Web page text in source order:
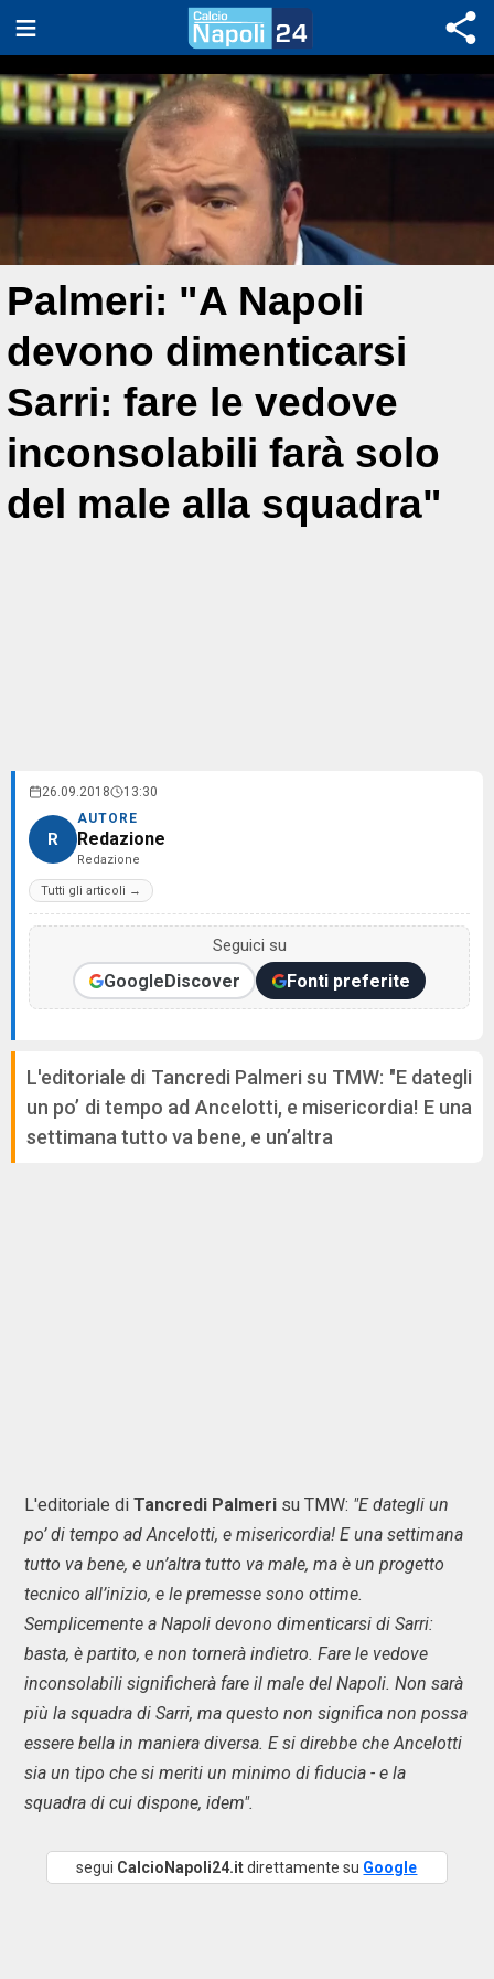
Palmeri: "A Napoli
devono dimenticarsi
Sarri: fare le vedove
inconsolabili farà solo
del male alla squadra"
26.09.2018 13:30
R
AUTORE
Redazione
Redazione
Tutti gli articoli →
Seguici su
GoogleDiscover Fonti preferite
L'editoriale di Tancredi Palmeri su TMW: "E dategli
un po’ di tempo ad Ancelotti, e misericordia! E una
settimana tutto va bene, e un’altra
L'editoriale di Tancredi Palmeri su TMW: "E dategli un
po’ di tempo ad Ancelotti, e misericordia! E una settimana
tutto va bene, e un’altra tutto va male, ma è un progetto
tecnico all’inizio, e le premesse sono ottime.
Semplicemente a Napoli devono dimenticarsi di Sarri:
basta, è partito, e non tornerà indietro. Fare le vedove
inconsolabili significherà fare il male del Napoli. Non sarà
più la squadra di Sarri, ma questo non significa non possa
essere bella in maniera diversa. E si direbbe che Ancelotti
sia un tipo che si meriti un minimo di fiducia - e la
squadra di cui dispone, idem".
segui CalcioNapoli24.itdirettamente su Google